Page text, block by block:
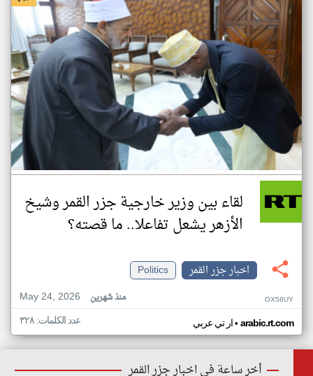
لقاء بين وزير خارجية جزر القمر وشيخ
الأزهر يشعل تفاعلا.. ما قصته؟
اخبار جزر القمر
Politics
May 24, 2026
منذ شهرين OX58UY
ار تي عربي• arabic.rt.com عدد الكلمات: ٣٢٨
أخر ساعة في اخبار جزر القمر